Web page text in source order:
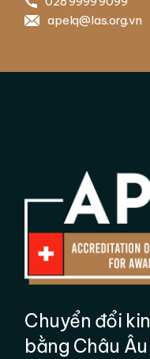
apelq@las.org.vn
Chuyển đổi
bằng Châu